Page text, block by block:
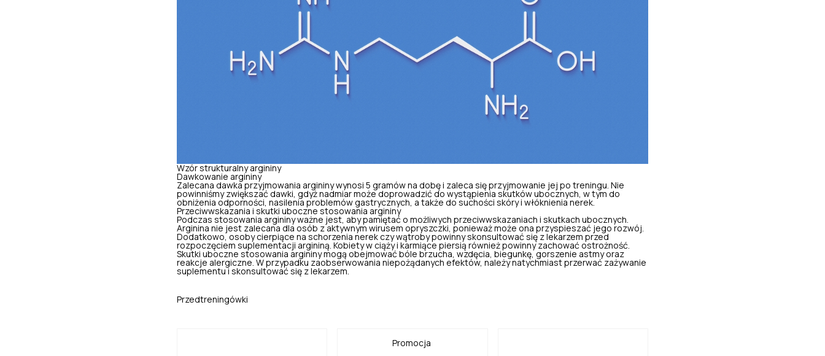
Wzór strukturalny argininy
Dawkowanie argininy
Zalecana dawka przyjmowania argininy wynosi 5 gramów na dobę i zaleca się przyjmowanie jej po treningu. Nie
powinniśmy zwiększać dawki, gdyż nadmiar może doprowadzić do wystąpienia skutków ubocznych, w tym do
obniżenia odporności, nasilenia problemów gastrycznych, a także do suchości skóry i włóknienia nerek.
Przeciwwskazania i skutki uboczne stosowania argininy
Podczas stosowania argininy ważne jest, aby pamiętać o możliwych przeciwwskazaniach i skutkach ubocznych.
Arginina nie jest zalecana dla osób z aktywnym wirusem opryszczki, ponieważ może ona przyspieszać jego rozwój.
Dodatkowo, osoby cierpiące na schorzenia nerek czy wątroby powinny skonsultować się z lekarzem przed
rozpoczęciem suplementacji argininą. Kobiety w ciąży i karmiące piersią również powinny zachować ostrożność.
Skutki uboczne stosowania argininy mogą obejmować bóle brzucha, wzdęcia, biegunkę, gorszenie astmy oraz
reakcje alergiczne. W przypadku zaobserwowania niepożądanych efektów, należy natychmiast przerwać zażywanie
suplementu i skonsultować się z lekarzem.
Przedtreningówki
Promocja